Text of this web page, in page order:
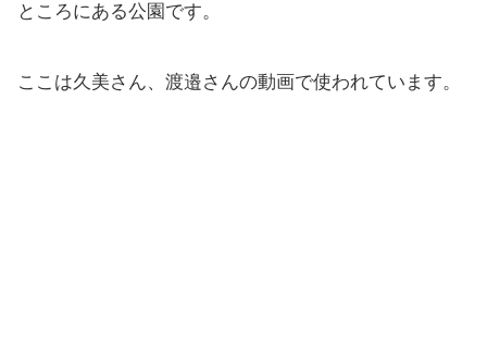
ところにある公園です。
ここは久美さん、渡邉さんの動画で使われています。